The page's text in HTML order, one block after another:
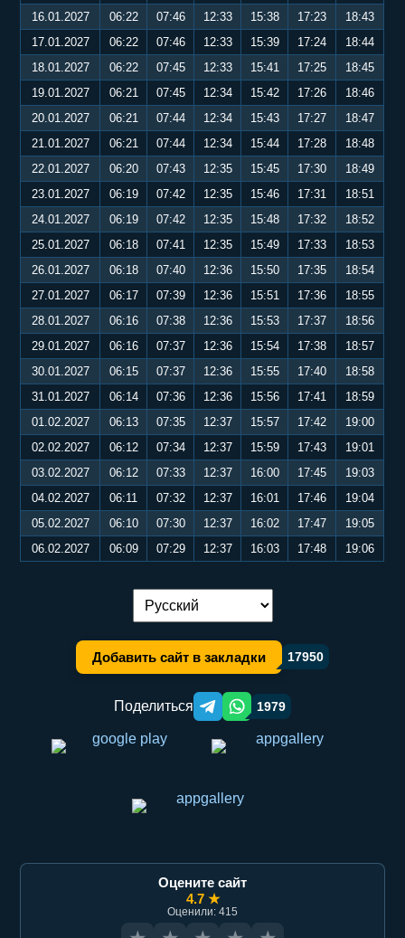
16.01.2027
06:22 07:46 12:33 15:38 17:23
18:43
17.01.2027
06:22 07:46 12:33 15:39 17:24
18:44
18.01.2027
06:22 07:45 12:33 15:41 17:25
18:45
19.01.2027
06:21 07:45 12:34 15:42 17:26
18:46
20.01.2027
06:21 07:44 12:34 15:43 17:27
18:47
21.01.2027
06:21 07:44 12:34 15:44 17:28
18:48
22.01.2027
06:20 07:43 12:35 15:45 17:30
18:49
23.01.2027
06:19 07:42 12:35 15:46 17:31
18:51
24.01.2027
06:19 07:42 12:35 15:48 17:32
18:52
25.01.2027
06:18 07:41 12:35 15:49 17:33
18:53
26.01.2027
06:18 07:40 12:36 15:50 17:35
18:54
27.01.2027
06:17 07:39 12:36 15:51 17:36
18:55
28.01.2027
06:16 07:38 12:36 15:53 17:37
18:56
29.01.2027
06:16 07:37 12:36 15:54 17:38
18:57
30.01.2027
06:15 07:37 12:36 15:55 17:40
18:58
31.01.2027
06:14 07:36 12:36 15:56 17:41
18:59
01.02.2027
06:13 07:35 12:37 15:57 17:42
19:00
02.02.2027
06:12 07:34 12:37 15:59 17:43
19:01
03.02.2027
06:12 07:33 12:37 16:00 17:45
19:03
04.02.2027
06:11 07:32 12:37 16:01 17:46
19:04
05.02.2027
06:10 07:30 12:37 16:02 17:47
19:05
06.02.2027
06:09 07:29 12:37 16:03 17:48 19:06
Переключение языка:
Добавить сайт в закладки 17950
Поделиться Telegram orqali ulashish
WhatsApp orqali ulashish
1979
Оцените сайт
4.7 ★
Оценили: 415